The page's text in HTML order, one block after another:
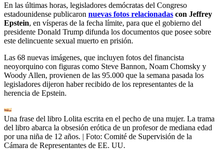
En las últimas horas, legisladores demócratas del Congreso
estadounidense publicaron nuevas fotos relacionadas con Jeffrey
Epstein, en vísperas de la fecha límite, para que el gobierno del
presidente Donald Trump difunda los documentos que posee sobre
este delincuente sexual muerto en prisión.
Las 68 nuevas imágenes, que incluyen fotos del financista
neoyorquino con figuras como Steve Bannon, Noam Chomsky y
Woody Allen, provienen de las 95.000 que la semana pasada los
legisladores dijeron haber recibido de los representantes de la
herencia de Epstein.
Una frase del libro Lolita escrita en el pecho de una mujer. La trama
del libro abarca la obsesión erótica de un profesor de mediana edad
por una niña de 12 años. | Foto: Comité de Supervisión de la
Cámara de Representantes de EE. UU.